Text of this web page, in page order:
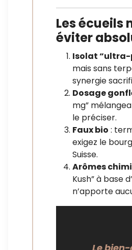
Les écueils
éviter
Isolat “ultra-
mais sans
synergie
Dosage
mg”
le préciser.
Faux bio :
exigez le
Suisse.
Arômes
Kush” à base
n’apporte